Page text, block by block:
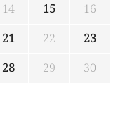
14 15
16
21 22
23
28 29
30